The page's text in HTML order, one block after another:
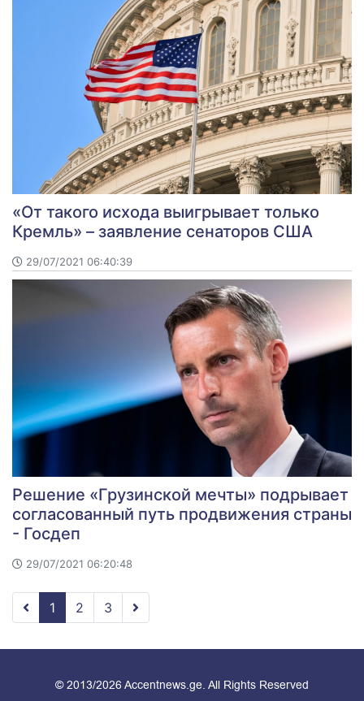
«От такого исхода выигрывает только
Кремль» – заявление сенаторов США
29/07/2021 06:40:39
Решение «Грузинской мечты» подрывает
согласованный путь продвижения страны
- Госдеп
29/07/2021 06:20:48
1 2 3
© 2013/2026 Accentnews.ge. All Rights Reserved